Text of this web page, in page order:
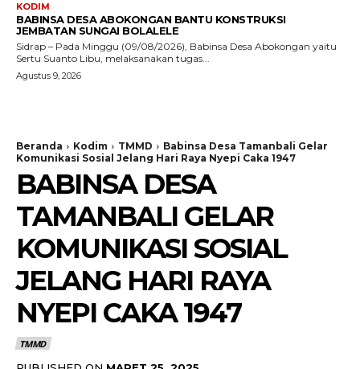
KODIM
BABINSA DESA ABOKONGAN BANTU KONSTRUKSI
JEMBATAN SUNGAI BOLALELE
Sidrap – Pada Minggu (09/08/2026), Babinsa Desa Abokongan yaitu
Sertu Suanto Libu, melaksanakan tugas...
Agustus 9, 2026